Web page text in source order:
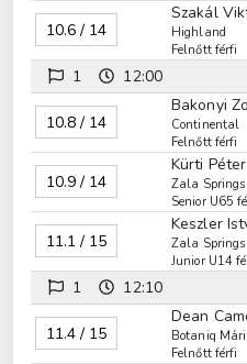
10.6 / 14
Szakál
Highland
Felnőtt férfi
1 12:00
10.8 / 14
Bakonyi
Continental
Felnőtt férfi
10.9 / 14
Kürti Péter
Zala Springs
Senior U65
11.1 / 15
Keszler
Zala Springs
Junior U14
1 12:10
11.4 / 15
Dean
Botaniq
Felnőtt férfi